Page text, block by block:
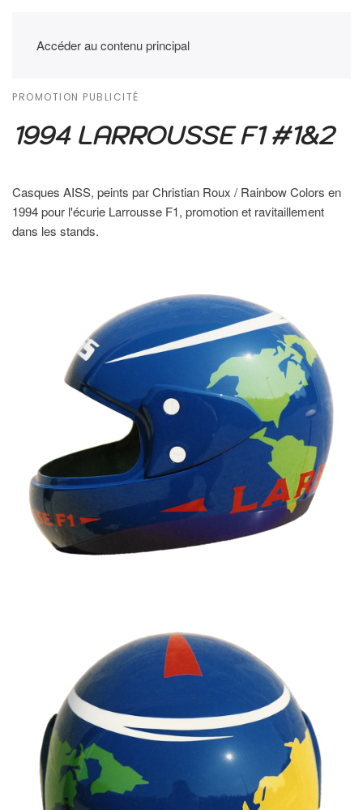
Accéder au contenu principal
PROMOTION PUBLICITÉ
1994 LARROUSSE F1 #1&2
Casques AISS, peints par Christian Roux / Rainbow Colors en
1994 pour l'écurie Larrousse F1, promotion et ravitaillement
dans les stands.